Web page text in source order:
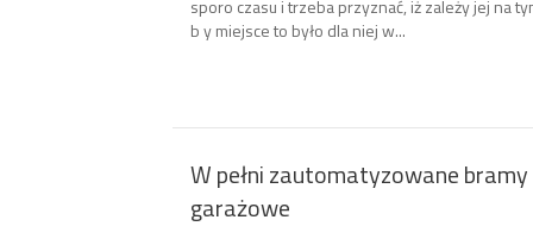
sporo czasu i trzeba przyznać, iż zależy jej na
b y miejsce to było dla niej w...
W pełni zautomatyzowane bramy
garażowe